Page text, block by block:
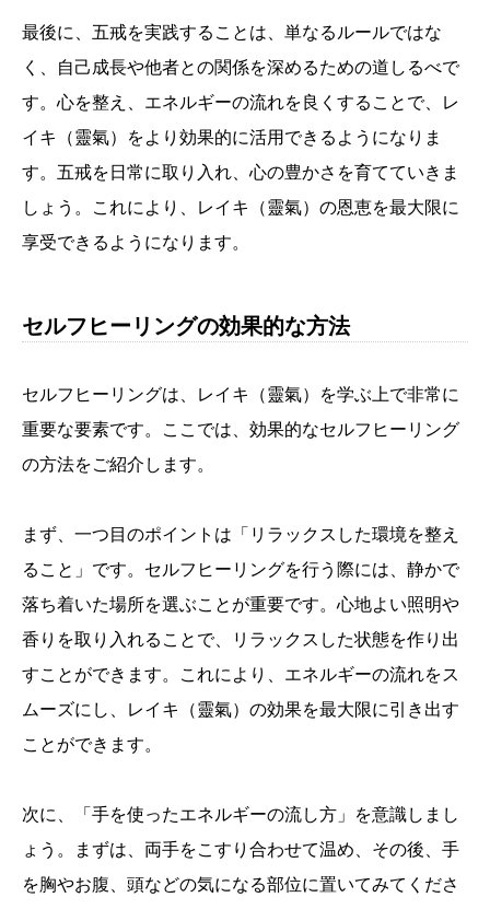
最後に、五戒を実践することは、単なるルールではな
く、自己成長や他者との関係を深めるための道しるべで
す。心を整え、エネルギーの流れを良くすることで、レ
イキ（靈氣）をより効果的に活用できるようになりま
す。五戒を日常に取り入れ、心の豊かさを育てていきま
しょう。これにより、レイキ（靈氣）の恩恵を最大限に
享受できるようになります。
セルフヒーリングの効果的な方法
セルフヒーリングは、レイキ（靈氣）を学ぶ上で非常に
重要な要素です。ここでは、効果的なセルフヒーリング
の方法をご紹介します。
まず、一つ目のポイントは「リラックスした環境を整え
ること」です。セルフヒーリングを行う際には、静かで
落ち着いた場所を選ぶことが重要です。心地よい照明や
香りを取り入れることで、リラックスした状態を作り出
すことができます。これにより、エネルギーの流れをス
ムーズにし、レイキ（靈氣）の効果を最大限に引き出す
ことができます。
次に、「手を使ったエネルギーの流し方」を意識しまし
ょう。まずは、両手をこすり合わせて温め、その後、手
を胸やお腹、頭などの気になる部位に置いてみてくださ